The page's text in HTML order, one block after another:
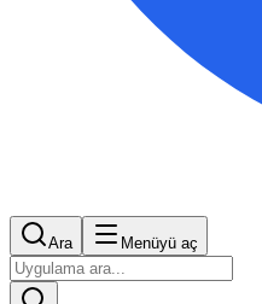
Ara Menüyü aç